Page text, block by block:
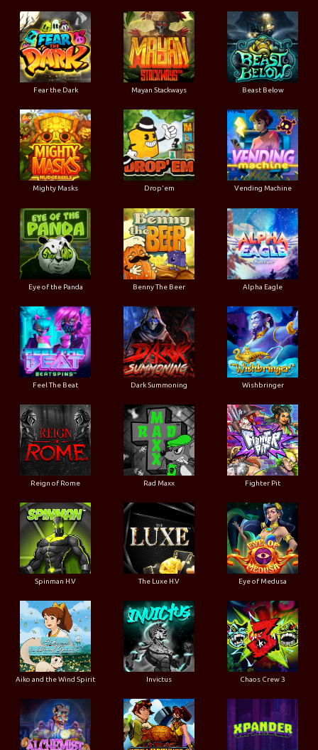
Fear the Dark Mayan Stackways Beast Below
Mighty Masks Drop'em Vending Machine
Eye of the Panda Benny The Beer Alpha Eagle
Feel The Beat Dark Summoning Wishbringer
Reign of Rome Rad Maxx Fighter Pit
Spinman H.V The Luxe H.V Eye of Medusa
Aiko and the Wind Spirit Invictus Chaos Crew 3